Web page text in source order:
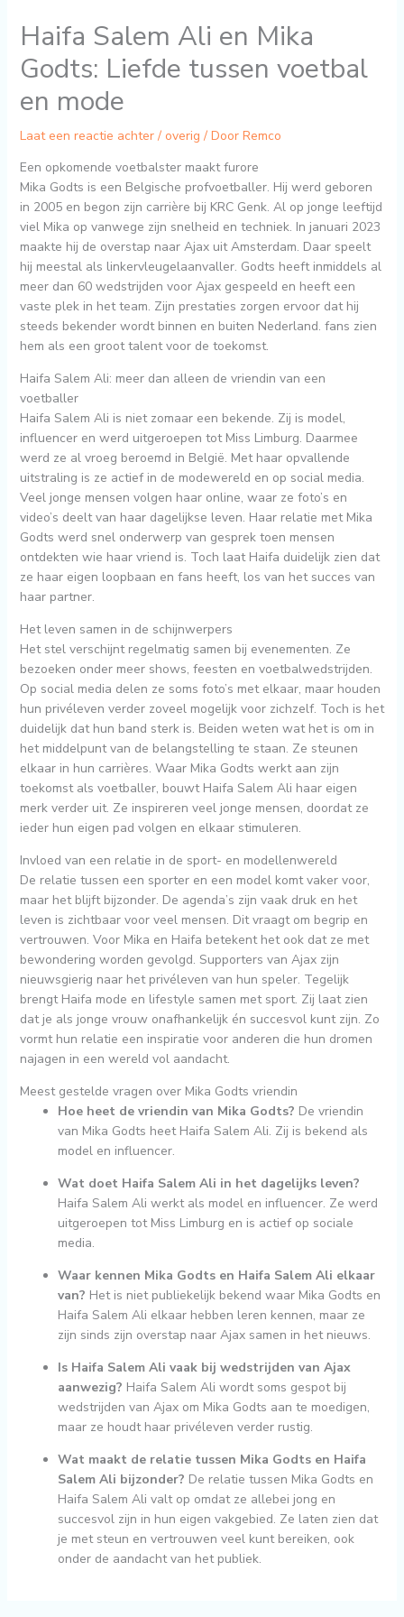
Haifa Salem Ali en Mika
Godts: Liefde tussen voetbal
en mode
Laat een reactie achter / overig / Door Remco
Een opkomende voetbalster maakt furore
Mika Godts is een Belgische profvoetballer. Hij werd geboren
in 2005 en begon zijn carrière bij KRC Genk. Al op jonge leeftijd
viel Mika op vanwege zijn snelheid en techniek. In januari 2023
maakte hij de overstap naar Ajax uit Amsterdam. Daar speelt
hij meestal als linkervleugelaanvaller. Godts heeft inmiddels al
meer dan 60 wedstrijden voor Ajax gespeeld en heeft een
vaste plek in het team. Zijn prestaties zorgen ervoor dat hij
steeds bekender wordt binnen en buiten Nederland. fans zien
hem als een groot talent voor de toekomst.
Haifa Salem Ali: meer dan alleen de vriendin van een
voetballer
Haifa Salem Ali is niet zomaar een bekende. Zij is model,
influencer en werd uitgeroepen tot Miss Limburg. Daarmee
werd ze al vroeg beroemd in België. Met haar opvallende
uitstraling is ze actief in de modewereld en op social media.
Veel jonge mensen volgen haar online, waar ze foto’s en
video’s deelt van haar dagelijkse leven. Haar relatie met Mika
Godts werd snel onderwerp van gesprek toen mensen
ontdekten wie haar vriend is. Toch laat Haifa duidelijk zien dat
ze haar eigen loopbaan en fans heeft, los van het succes van
haar partner.
Het leven samen in de schijnwerpers
Het stel verschijnt regelmatig samen bij evenementen. Ze
bezoeken onder meer shows, feesten en voetbalwedstrijden.
Op social media delen ze soms foto’s met elkaar, maar houden
hun privéleven verder zoveel mogelijk voor zichzelf. Toch is het
duidelijk dat hun band sterk is. Beiden weten wat het is om in
het middelpunt van de belangstelling te staan. Ze steunen
elkaar in hun carrières. Waar Mika Godts werkt aan zijn
toekomst als voetballer, bouwt Haifa Salem Ali haar eigen
merk verder uit. Ze inspireren veel jonge mensen, doordat ze
ieder hun eigen pad volgen en elkaar stimuleren.
Invloed van een relatie in de sport- en modellenwereld
De relatie tussen een sporter en een model komt vaker voor,
maar het blijft bijzonder. De agenda’s zijn vaak druk en het
leven is zichtbaar voor veel mensen. Dit vraagt om begrip en
vertrouwen. Voor Mika en Haifa betekent het ook dat ze met
bewondering worden gevolgd. Supporters van Ajax zijn
nieuwsgierig naar het privéleven van hun speler. Tegelijk
brengt Haifa mode en lifestyle samen met sport. Zij laat zien
dat je als jonge vrouw onafhankelijk én succesvol kunt zijn. Zo
vormt hun relatie een inspiratie voor anderen die hun dromen
najagen in een wereld vol aandacht.
Meest gestelde vragen over Mika Godts vriendin
Hoe heet de vriendin van Mika Godts? De vriendin
van Mika Godts heet Haifa Salem Ali. Zij is bekend als
model en influencer.
Wat doet Haifa Salem Ali in het dagelijks leven?
Haifa Salem Ali werkt als model en influencer. Ze werd
uitgeroepen tot Miss Limburg en is actief op sociale
media.
Waar kennen Mika Godts en Haifa Salem Ali elkaar
van? Het is niet publiekelijk bekend waar Mika Godts en
Haifa Salem Ali elkaar hebben leren kennen, maar ze
zijn sinds zijn overstap naar Ajax samen in het nieuws.
Is Haifa Salem Ali vaak bij wedstrijden van Ajax
aanwezig? Haifa Salem Ali wordt soms gespot bij
wedstrijden van Ajax om Mika Godts aan te moedigen,
maar ze houdt haar privéleven verder rustig.
Wat maakt de relatie tussen Mika Godts en Haifa
Salem Ali bijzonder? De relatie tussen Mika Godts en
Haifa Salem Ali valt op omdat ze allebei jong en
succesvol zijn in hun eigen vakgebied. Ze laten zien dat
je met steun en vertrouwen veel kunt bereiken, ook
onder de aandacht van het publiek.